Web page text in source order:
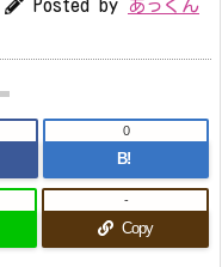
Posted by あっくん
B!
0
Copy
-